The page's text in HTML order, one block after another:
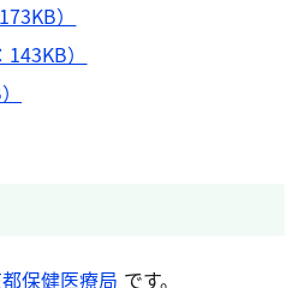
）
）
保健医療局 です。